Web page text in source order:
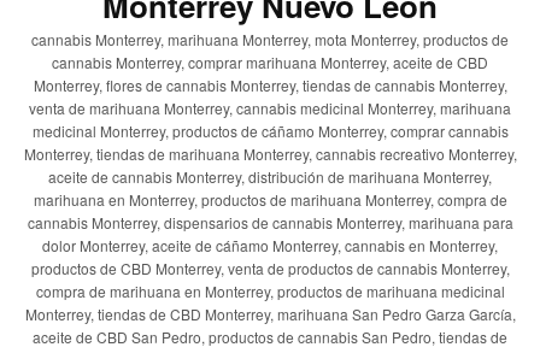
cannabis Monterrey, marihuana Monterrey, mota Monterrey, productos de
cannabis Monterrey, comprar marihuana Monterrey, aceite de CBD
Monterrey, flores de cannabis Monterrey, tiendas de cannabis Monterrey,
venta de marihuana Monterrey, cannabis medicinal Monterrey, marihuana
medicinal Monterrey, productos de cáñamo Monterrey, comprar cannabis
Monterrey, tiendas de marihuana Monterrey, cannabis recreativo Monterrey,
aceite de cannabis Monterrey, distribución de marihuana Monterrey,
marihuana en Monterrey, productos de marihuana Monterrey, compra de
cannabis Monterrey, dispensarios de cannabis Monterrey, marihuana para
dolor Monterrey, aceite de cáñamo Monterrey, cannabis en Monterrey,
productos de CBD Monterrey, venta de productos de cannabis Monterrey,
compra de marihuana en Monterrey, productos de marihuana medicinal
Monterrey, tiendas de CBD Monterrey, marihuana San Pedro Garza García,
aceite de CBD San Pedro, productos de cannabis San Pedro, tiendas de